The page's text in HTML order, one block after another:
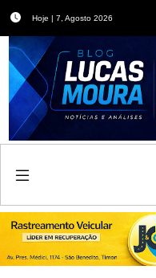
Hoje | 7, Agosto 2026